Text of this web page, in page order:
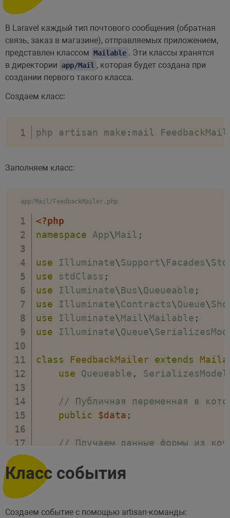
@endsection
В Laravel каждый тип почтового сообщения (обратная
связь, заказ в магазине), отправляемых приложением,
представлен классом Mailable . Эти классы хранятся
в директории app/Mail , которая будет создана при
создании первого такого класса.
Создаем класс:
php artisan make : mail
Заполняем класс:
app/Mail/FeedbackMailer.php
<?php
namespace
App\Mail ;
use Illuminate\Support\ Facades\
use
stdClass ;
use
Illuminate\Bus\Queueable ;
use
Illuminate\Contracts\Queue\
use
Illuminate\Mail\Mailable ;
use
Illuminate\Queue\
class FeedbackMailer extends
use
Queueable ,
// Публичная переменная в
public
$data ;
// Плучаем данные формы из
$this->data
public function build()
Класс события
Создаем событие с помощью artisan-команды: